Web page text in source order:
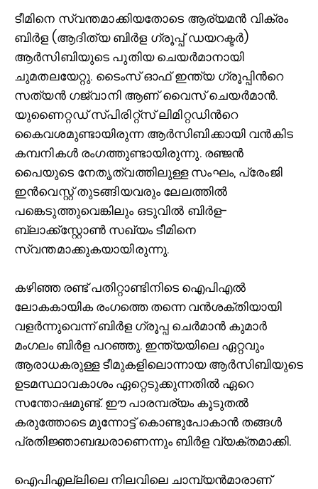
ടീമിനെ സ്വന്തമാക്കിയതോടെ ആര്യമൻ വിക്രം
ബിർള (ആദിത്യ ബിർള ഗ്രൂപ്പ് ഡയറക്ടർ)
ആര്‍സിബിയുടെ പുതിയ ചെയര്‍മാനായി
ചുമതലയേറ്റു. ടൈംസ് ഓഫ് ഇന്ത്യ ഗ്രൂപ്പിന്‍റെ
സത്യൻ ഗജ്‌വാനി ആണ് വൈസ് ചെയർമാൻ.
യുണൈറ്റഡ് സ്പിരിറ്റ്‌സ് ലിമിറ്റഡിന്‍റെ
കൈവശമുണ്ടായിരുന്ന ആർസിബിക്കായി വൻകിട
കമ്പനികൾ രംഗത്തുണ്ടായിരുന്നു. രഞ്ജൻ
പൈയുടെ നേതൃത്വത്തിലുള്ള സംഘം, പ്രേംജി
ഇൻവെസ്റ്റ് തുടങ്ങിയവരും ലേലത്തിൽ
പങ്കെടുത്തുവെങ്കിലും ഒടുവിൽ ബിർള-
ബ്ലാക്ക്‌സ്റ്റോൺ സഖ്യം ടീമിനെ
സ്വന്തമാക്കുകയായിരുന്നു.
കഴിഞ്ഞ രണ്ട് പതിറ്റാണ്ടിനിടെ ഐപിഎൽ
ലോകകായിക രംഗത്തെ തന്നെ വൻശക്തിയായി
വളർന്നുവെന്ന് ബിര്‍ള ഗ്രൂപ്പ ചെര്‍മാന്‍ കുമാർ
മംഗലം ബിർള പറഞ്ഞു. ഇന്ത്യയിലെ ഏറ്റവും
ആരാധകരുള്ള ടീമുകളിലൊന്നായ ആർസിബിയുടെ
ഉടമസ്ഥാവകാശം ഏറ്റെടുക്കുന്നതിൽ ഏറെ
സന്തോഷമുണ്ട്. ഈ പാരമ്പര്യം കൂടുതൽ
കരുത്തോടെ മുന്നോട്ട് കൊണ്ടുപോകാൻ തങ്ങൾ
പ്രതിജ്ഞാബദ്ധരാണെന്നും ബിര്‍ള വ്യക്തമാക്കി.
ഐപിഎല്ലിലെ നിലവിലെ ചാമ്പ്യൻമാരാണ്